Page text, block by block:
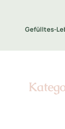
Gefülltes-